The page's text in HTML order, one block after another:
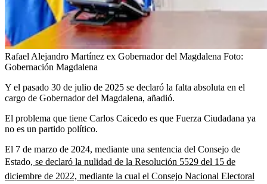
Rafael Alejandro Martínez ex Gobernador del Magdalena Foto:
Gobernación Magdalena
Y el pasado 30 de julio de 2025 se declaró la falta absoluta en el
cargo de Gobernador del Magdalena, añadió.
El problema que tiene Carlos Caicedo es que Fuerza Ciudadana ya
no es un partido político.
El 7 de marzo de 2024, mediante una sentencia del Consejo de
Estado, se declaró la nulidad de la Resolución 5529 del 15 de
diciembre de 2022, mediante la cual el Consejo Nacional Electoral